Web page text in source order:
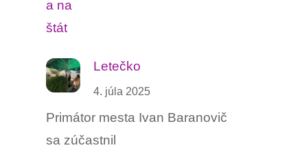
Letečko
4. júla 2025
Primátor mesta Ivan Baranovič
sa zúčastnil